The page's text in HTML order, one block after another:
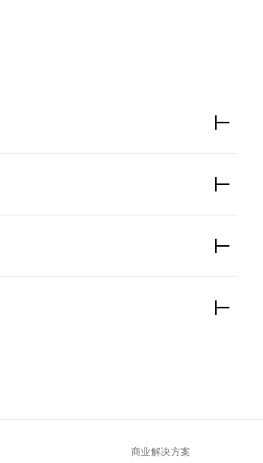
商业解决方案